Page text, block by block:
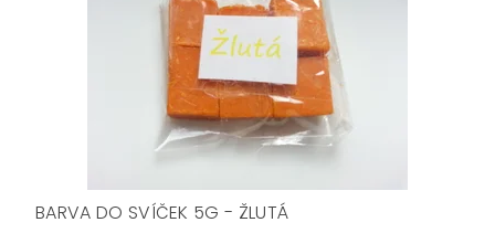
BARVA DO SVÍČEK 5G - ŽLUTÁ